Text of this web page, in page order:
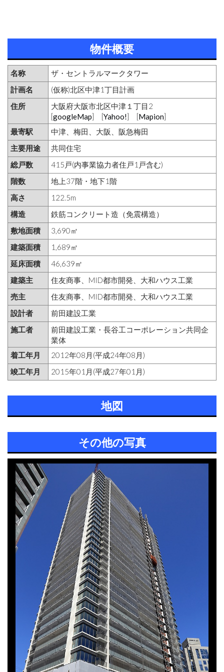
物件概要
名称
ザ・セントラルマークタワー
計画名
(仮称)北区中津1丁目計画
住所
大阪府大阪市北区中津１丁目2
[googleMap] [Yahoo!] [Mapion]
最寄駅
中津、梅田、大阪、阪急梅田
主要用途
共同住宅
総戸数
415戸(内事業協力者住戸1戸含む)
階数
地上37階・地下1階
高さ
122.5m
構造
鉄筋コンクリート造（免震構造）
敷地面積
3,690㎡
建築面積
1,689㎡
延床面積
46,639㎡
建築主
住友商事、MID都市開発、大和ハウス工業
売主
住友商事、MID都市開発、大和ハウス工業
設計者
前田建設工業
施工者
前田建設工業・長谷工コーポレーション共同企
業体
着工年月
2012年08月(平成24年08月)
竣工年月
2015年01月(平成27年01月)
地図
その他の写真